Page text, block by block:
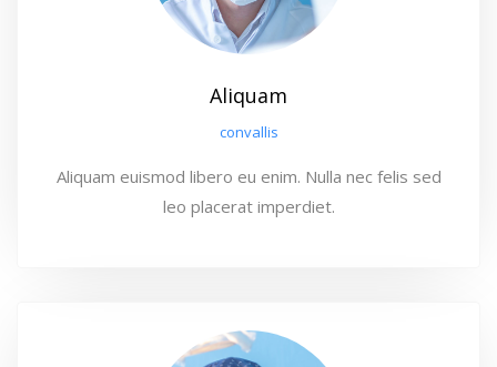
Aliquam
convallis
Aliquam euismod libero eu enim. Nulla nec felis sed
leo placerat imperdiet.